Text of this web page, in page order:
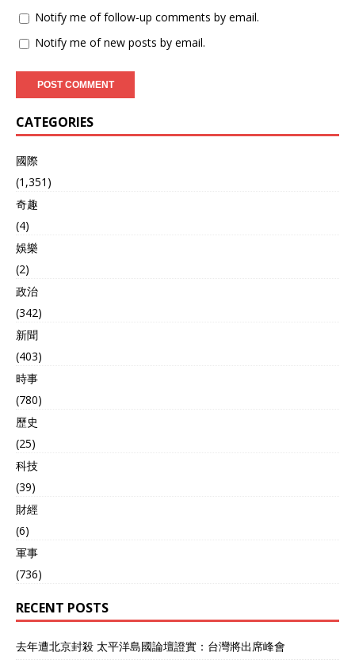
Notify me of follow-up comments by email.
Notify me of new posts by email.
CATEGORIES
國際
(1,351)
奇趣
(4)
娛樂
(2)
政治
(342)
新聞
(403)
時事
(780)
歷史
(25)
科技
(39)
財經
(6)
軍事
(736)
RECENT POSTS
去年遭北京封殺 太平洋島國論壇證實：台灣將出席峰會